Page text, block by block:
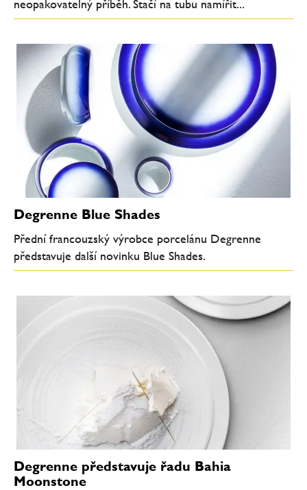
neopakovatelný příběh. Stačí na tubu namířit...
Degrenne Blue Shades
Přední francouzský výrobce porcelánu Degrenne
představuje další novinku Blue Shades.
Degrenne představuje řadu Bahia
Moonstone